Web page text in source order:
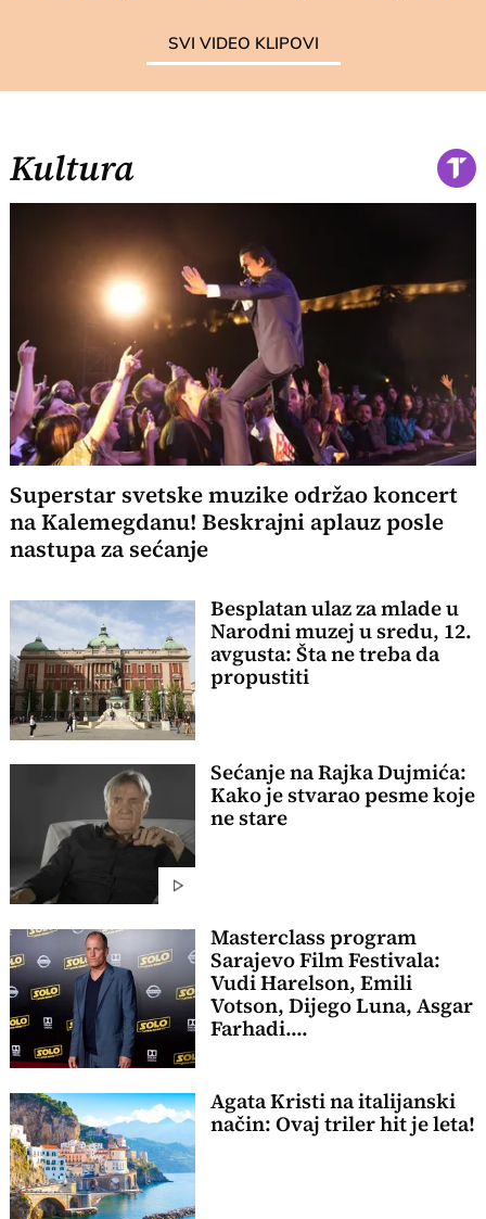
SVI VIDEO KLIPOVI
Kultura
Superstar svetske muzike održao koncert
na Kalemegdanu! Beskrajni aplauz posle
nastupa za sećanje
Besplatan ulaz za mlade u
Narodni muzej u sredu, 12.
avgusta: Šta ne treba da
propustiti
Sećanje na Rajka Dujmića:
Kako je stvarao pesme koje
ne stare
Masterclass program
Sarajevo Film Festivala:
Vudi Harelson, Emili
Votson, Dijego Luna, Asgar
Farhadi....
Agata Kristi na italijanski
način: Ovaj triler hit je leta!